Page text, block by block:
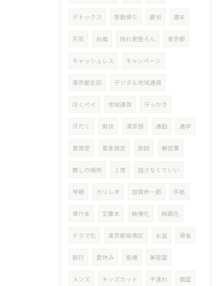
デトックス 夜勤帰り 疲労 週末
天気 台風 隠れ家座ろん 東京都
キャッシュレス キャンペーン
東京都北区 デジタル地域通貨
ほくペイ 地域通貨 汗っかき
汗だく 爽快 清涼感 通勤 通学
夏限定 夏季限定 原因 朝営業
癒しの場所 １席 話さなくていい
早朝 ガリレオ 加賀恭一郎 手紙
単行本 文庫本 映像化 映画化
ドラマ化 東京都板橋区 お盆 帰省
旅行 夏休み 板橋 美容室
メンズ キッズカット 子連れ 個室